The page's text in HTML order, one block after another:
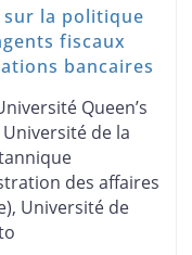
sur la politique
fiscaux
bancaires
Queen’s
de la
des affaires
Université de